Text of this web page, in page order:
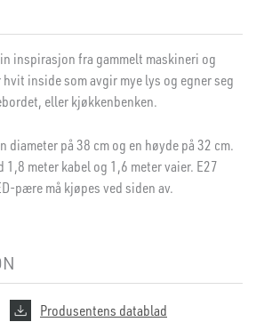
inspirasjon fra gammelt maskineri og
inside som avgir mye lys og egner seg
eller kjøkkenbenken.
diameter på 38 cm og en høyde på 32 cm.
meter kabel og 1,6 meter vaier. E27
pære må kjøpes ved siden av.
Produsentens datablad